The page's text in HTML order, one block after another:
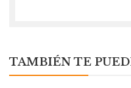
TAMBIÉN TE